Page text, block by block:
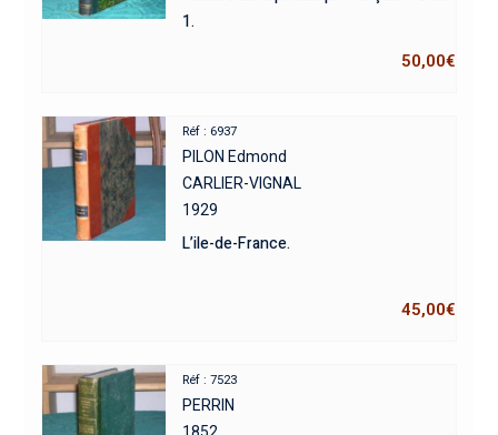
1.
50,00€
Réf : 6937
PILON Edmond
CARLIER-VIGNAL
1929
L’ile-de-France.
45,00€
Réf : 7523
PERRIN